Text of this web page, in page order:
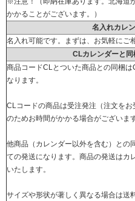
かかることがございます。）
名入れカレ
名入れ可能です。まずは、お気軽にご
CLカレンダーと
商品コードCLとついた商品との同梱
なります。
CLコードの商品は受注発注（注文を
のためお時間がかかる場合がございます
他商品（カレンダー以外を含む）との
ての発送になります。商品の発送はカ
いたします。
サイズや形状が著しく異なる場合は送